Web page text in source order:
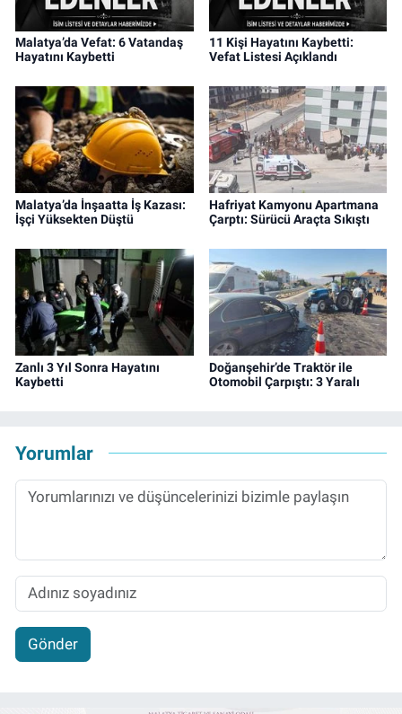
Malatya’da Vefat: 6 Vatandaş
Hayatını Kaybetti
11 Kişi Hayatını Kaybetti:
Vefat Listesi Açıklandı
Malatya’da İnşaatta İş Kazası:
İşçi Yüksekten Düştü
Hafriyat Kamyonu Apartmana
Çarptı: Sürücü Araçta Sıkıştı
Zanlı 3 Yıl Sonra Hayatını
Kaybetti
Doğanşehir’de Traktör ile
Otomobil Çarpıştı: 3 Yaralı
Yorumlar
Gönder